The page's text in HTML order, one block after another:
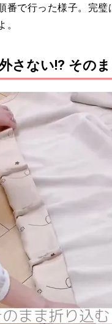
番で行った様子。完
さない⁉ その